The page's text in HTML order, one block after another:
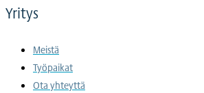
Yritys
Meistä
Työpaikat
Ota yhteyttä